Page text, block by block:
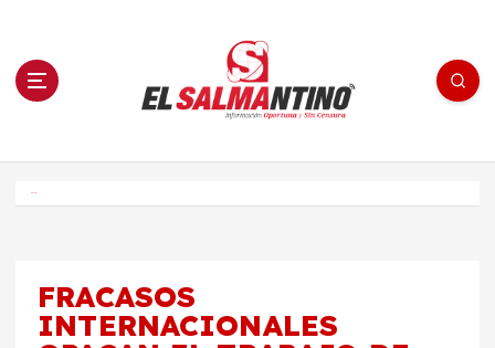
n El Salmantino - medios/noticias/editorial
FRACASOS
INTERNACIONALES